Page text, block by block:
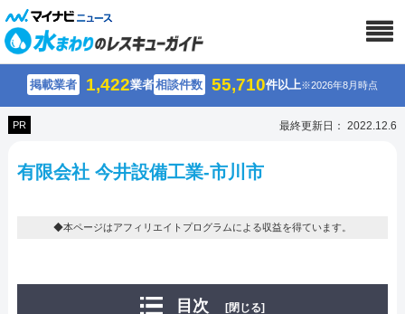
掲載業者 1,422業者相談件数 55,710件以上※2026年8月時点
PR 最終更新日： 2022.12.6
有限会社 今井設備工業-市川市
◆本ページはアフィリエイトプログラムによる収益を得ています。
目次 [閉じる]